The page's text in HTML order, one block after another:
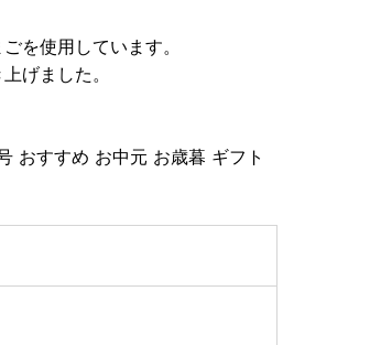
を使用しています。
げました。
おすすめ お中元 お歳暮 ギフト